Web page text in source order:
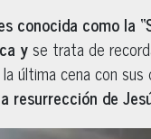
conocida como la
yse trata de
última cena con sus
resurrección de